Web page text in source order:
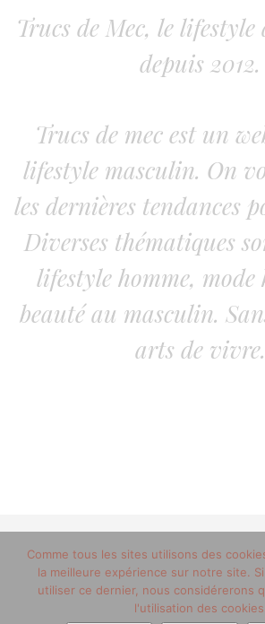
Trucs de Mec, le
depuis 2012.
Trucs de mec est un
lifestyle masculin. On
les dernières tendances
Diverses thématiques
lifestyle homme, mode
beauté au masculin.
arts de vivre.
© 2012-2020 copyright
masculin/Tous droits
Comme tous les sites utilisons des
la meilleure expérience sur notre site.
utiliser ce dernier, nous considérerons
l'utilisation des cookies.